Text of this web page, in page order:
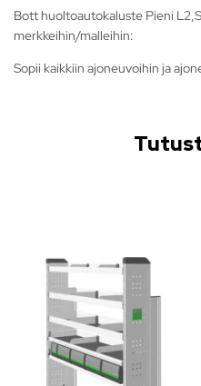
Bott huoltoautokaluste Pieni
merkkeihin/malleihin:
Sopii kaikkiin ajoneuvoihin ja